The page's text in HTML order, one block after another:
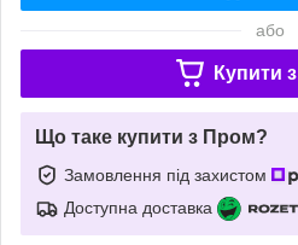
або
Купити з
Що таке купити з Пром?
Замовлення під захистом
Доступна доставка